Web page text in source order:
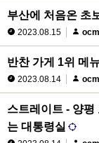
부산에 처음온 초
2023.08.15
반찬 가게 1위 메
2023.08.14
스트레이트 - 양
는 대통령실